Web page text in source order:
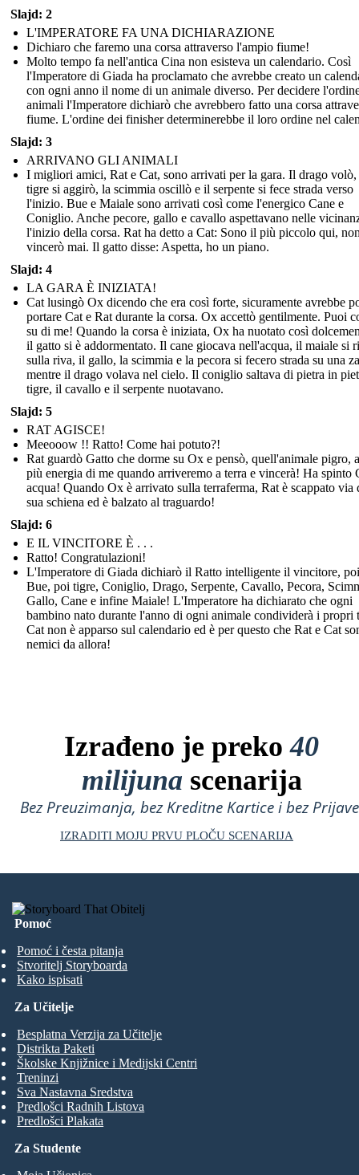
Slajd: 2
L'IMPERATORE FA UNA DICHIARAZIONE
Dichiaro che faremo una corsa attraverso l'ampio fiume!
Molto tempo fa nell'antica Cina non esisteva un calendario. Così
l'Imperatore di Giada ha proclamato che avrebbe creato un
con ogni anno il nome di un animale diverso. Per decidere
animali l'Imperatore dichiarò che avrebbero fatto una corsa
fiume. L'ordine dei finisher determinerebbe il loro ordine nel
Slajd: 3
ARRIVANO GLI ANIMALI
I migliori amici, Rat e Cat, sono arrivati per la gara. Il drago volò,
tigre si aggirò, la scimmia oscillò e il serpente si fece strada verso
l'inizio. Bue e Maiale sono arrivati così come l'energico Cane e
Coniglio. Anche pecore, gallo e cavallo aspettavano nelle
l'inizio della corsa. Rat ha detto a Cat: Sono il più piccolo qui,
vincerò mai. Il gatto disse: Aspetta, ho un piano.
Slajd: 4
LA GARA È INIZIATA!
Cat lusingò Ox dicendo che era così forte, sicuramente avrebbe
portare Cat e Rat durante la corsa. Ox accettò gentilmente. Puoi
su di me! Quando la corsa è iniziata, Ox ha nuotato così
il gatto si è addormentato. Il cane giocava nell'acqua, il maiale si
sulla riva, il gallo, la scimmia e la pecora si fecero strada su una
mentre il drago volava nel cielo. Il coniglio saltava di pietra in
tigre, il cavallo e il serpente nuotavano.
Slajd: 5
RAT AGISCE!
Meeooow !! Ratto! Come hai potuto?!
Rat guardò Gatto che dorme su Ox e pensò, quell'animale pigro,
più energia di me quando arriveremo a terra e vincerà! Ha spinto
acqua! Quando Ox è arrivato sulla terraferma, Rat è scappato via
sua schiena ed è balzato al traguardo!
Slajd: 6
E IL VINCITORE È . . .
Ratto! Congratulazioni!
L'Imperatore di Giada dichiarò il Ratto intelligente il vincitore,
Bue, poi tigre, Coniglio, Drago, Serpente, Cavallo, Pecora,
Gallo, Cane e infine Maiale! L'Imperatore ha dichiarato che ogni
bambino nato durante l'anno di ogni animale condividerà i propri
Cat non è apparso sul calendario ed è per questo che Rat e Cat
nemici da allora!
Izrađeno je preko40
milijuna scenarija
Bez Preuzimanja, bez Kreditne Kartice i bez
IZRADITI MOJU PRVU PLOČU SCENARIJA
Pomoć
Pomoć i česta pitanja
Stvoritelj Storyboarda
Kako ispisati
Za Studente
Za Učitelje
Besplatna Verzija za Učitelje
Distrikta Paketi
Školske Knjižnice i Medijski Centri
Treninzi
Sva Nastavna Sredstva
Predlošci Radnih Listova
Predlošci Plakata